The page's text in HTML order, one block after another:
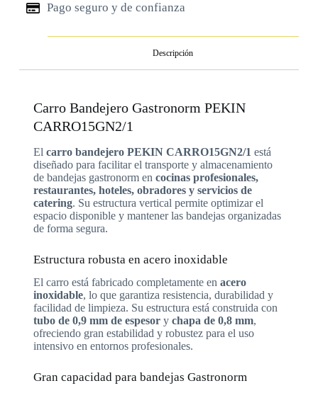
Pago seguro y de confianza
Descripción
Carro Bandejero Gastronorm PEKIN
CARRO15GN2/1
El carro bandejero PEKIN CARRO15GN2/1 está
diseñado para facilitar el transporte y almacenamiento
de bandejas gastronorm en cocinas profesionales,
restaurantes, hoteles, obradores y servicios de
catering. Su estructura vertical permite optimizar el
espacio disponible y mantener las bandejas organizadas
de forma segura.
Estructura robusta en acero inoxidable
El carro está fabricado completamente en acero
inoxidable, lo que garantiza resistencia, durabilidad y
facilidad de limpieza. Su estructura está construida con
tubo de 0,9 mm de espesory chapa de 0,8 mm,
ofreciendo gran estabilidad y robustez para el uso
intensivo en entornos profesionales.
Gran capacidad para bandejas Gastronorm